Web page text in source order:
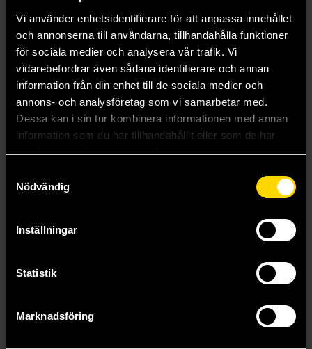
Vi använder enhetsidentifierare för att anpassa innehållet
och annonserna till användarna, tillhandahålla funktioner
för sociala medier och analysera vår trafik. Vi
vidarebefordrar även sådana identifierare och annan
information från din enhet till de sociala medier och
annons- och analysföretag som vi samarbetar med.
Dessa kan i sin tur kombinera informationen med annan
information som du har tillhandahållit eller som de har
samlat in när du har använt deras tjänster.
Nödvändig
Inställningar
Statistik
Marknadsföring
Caliban's War
James S A Corey
179 kr
Beställ
Jean-Claude Mézières
199 kr
Beställ